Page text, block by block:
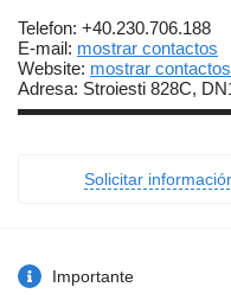
Telefon: +40.230.706.188
E-mail: mostrar contactos
Website: mostrar contactos
Adresa: Stroiesti 828C,
Solicitar
Importante